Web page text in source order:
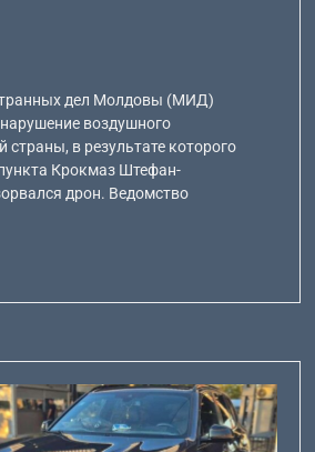
дел Молдовы (МИД)
воздушного
страны, в результате которого
Крокмаз Штефан-
дрон. Ведомство